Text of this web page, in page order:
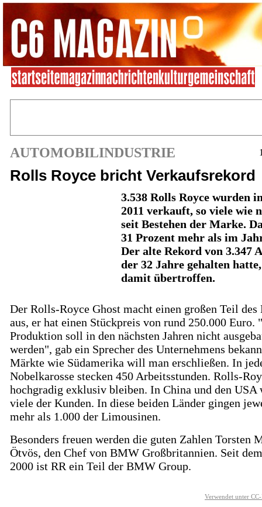
AUTOMOBILINDUSTRIE
Rolls Royce bricht Verkaufsrekord
3.538 Rolls Royce wurden
2011 verkauft, so viele wie
seit Bestehen der Marke.
31 Prozent mehr als im
Der alte Rekord von 3.347
der 32 Jahre gehalten
damit übertroffen.
Der Rolls-Royce Ghost macht einen großen Teil des
aus, er hat einen Stückpreis von rund 250.000 Euro.
Produktion soll in den nächsten Jahren nicht
werden", gab ein Sprecher des Unternehmens
Märkte wie Südamerika will man erschließen. In
Nobelkarosse stecken 450 Arbeitsstunden. Rolls-
hochgradig exklusiv bleiben. In China und den USA
viele der Kunden. In diese beiden Länder gingen
mehr als 1.000 der Limousinen.
Besonders freuen werden die guten Zahlen Torsten
Ötvös, den Chef von BMW Großbritannien. Seit
2000 ist RR ein Teil der BMW Group.
Verwendet unter